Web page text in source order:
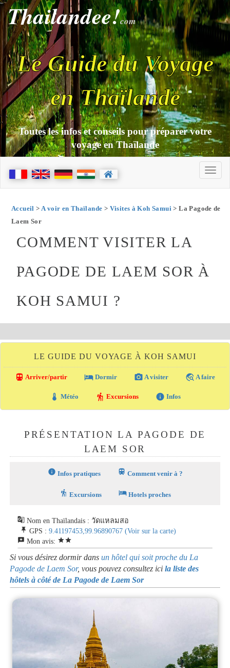
Thailandee!com
Le Guide du Voyage
en Thaïlande
Toutes les infos et conseils pour préparer votre
voyage en Thaïlande
Accueil > A voir en Thaïlande > Visites à Koh Samui > La Pagode de
Laem Sor
COMMENT VISITER LA
PAGODE DE LAEM SOR À
KOH SAMUI ?
LE GUIDE DU VOYAGE À KOH SAMUI
directions_transit Arriver/partir local_hotel Dormir photo_camera A visiter travel_explore A faire
thermostat Météo hiking Excursions info Infos
PRÉSENTATION LA PAGODE DE
LAEM SOR
info Infos pratiques train Comment venir à ?
hiking Excursions hotelHotels proches
g_translate Nom en Thaïlandais : วัดแหลมสอ
push_pin GPS : 9.41197453,99.96890767 (Voir sur la carte)
reviews Mon avis: starstar
Si vous désirez dormir dansun hôtel qui soit proche du La
Pagode de Laem Sor, vous pouvez consultez icila liste des
hôtels à côté de La Pagode de Laem Sor